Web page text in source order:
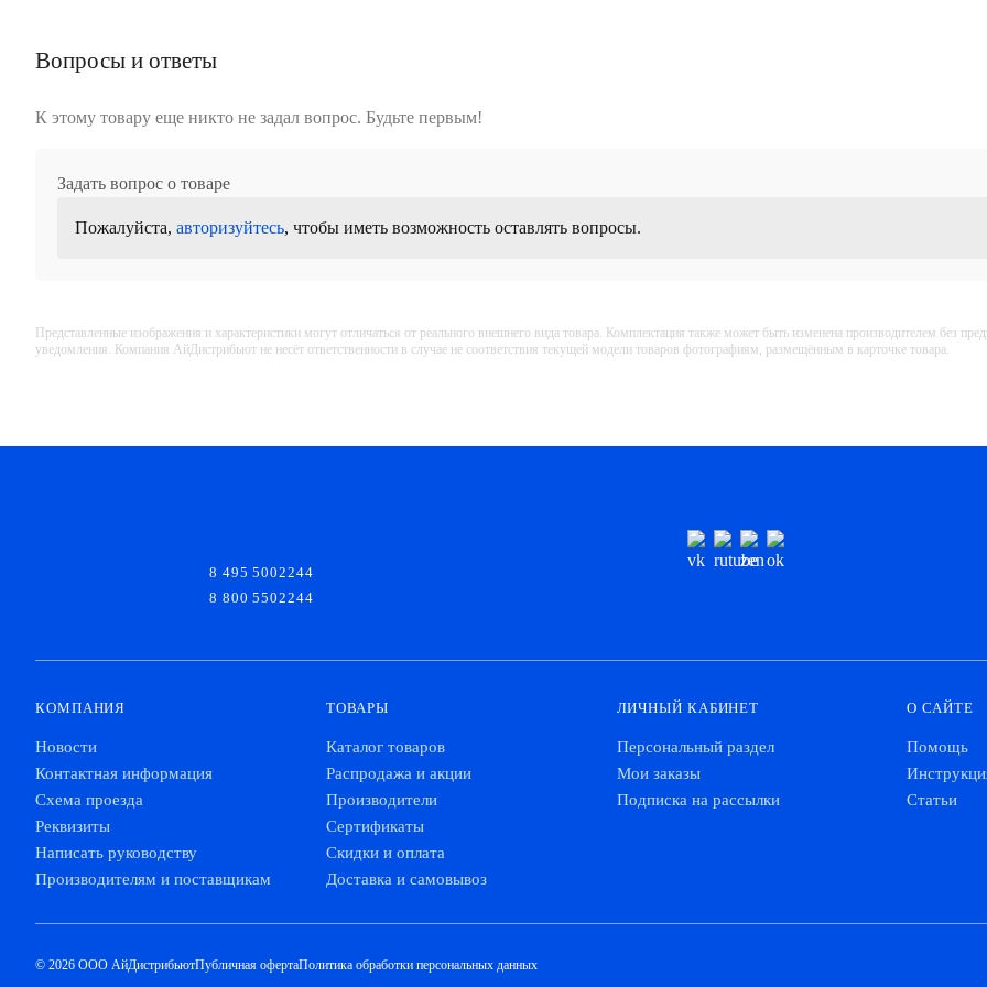
Вопросы и ответы
К этому товару еще никто не задал вопрос. Будьте первым!
Задать вопрос о товаре
Пожалуйста, авторизуйтесь, чтобы иметь возможность оставлять вопросы.
Представленные изображения и характеристики могут отличаться от реального внешнего вида товара. Комплектация также может быть изменена производителем без
уведомления. Компания АйДистрибьют не несёт ответственности в случае не соответствия текущей модели товаров фотографиям, размещённым в карточке товара.
8 495 5002244
8 800 5502244
КОМПАНИЯ
Новости
Контактная информация
Схема проезда
Реквизиты
Написать руководству
Производителям и поставщикам
ТОВАРЫ
Каталог товаров
Распродажа и акции
Производители
Сертификаты
Скидки и оплата
Доставка и самовывоз
ЛИЧНЫЙ КАБИНЕТ
Персональный раздел
Мои заказы
Подписка на рассылки
О САЙТЕ
Помощь
Статьи
© 2026 ООО АйДистрибьютПубличная офертаПолитика обработки персональных данных